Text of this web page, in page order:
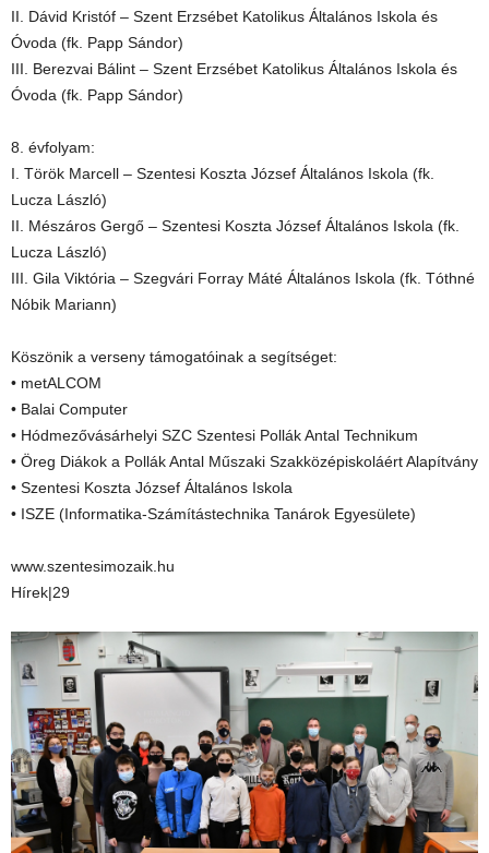
II. Dávid Kristóf – Szent Erzsébet Katolikus Általános Iskola és
Óvoda (fk. Papp Sándor)
III. Berezvai Bálint – Szent Erzsébet Katolikus Általános Iskola és
Óvoda (fk. Papp Sándor)
8. évfolyam:
I. Török Marcell – Szentesi Koszta József Általános Iskola (fk.
Lucza László)
II. Mészáros Gergő – Szentesi Koszta József Általános Iskola (fk.
Lucza László)
III. Gila Viktória – Szegvári Forray Máté Általános Iskola (fk. Tóthné
Nóbik Mariann)
Köszönik a verseny támogatóinak a segítséget:
• metALCOM
• Balai Computer
• Hódmezővásárhelyi SZC Szentesi Pollák Antal Technikum
• Öreg Diákok a Pollák Antal Műszaki Szakközépiskoláért Alapítvány
• Szentesi Koszta József Általános Iskola
• ISZE (Informatika-Számítástechnika Tanárok Egyesülete)
www.szentesimozaik.hu
Hírek|29